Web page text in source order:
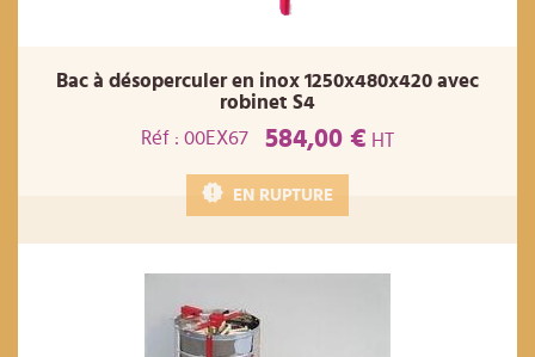
Bac à désoperculer en inox 1250x480x420 avec
robinet S4
Réf : 00EX67
584,00 € HT
EN RUPTURE